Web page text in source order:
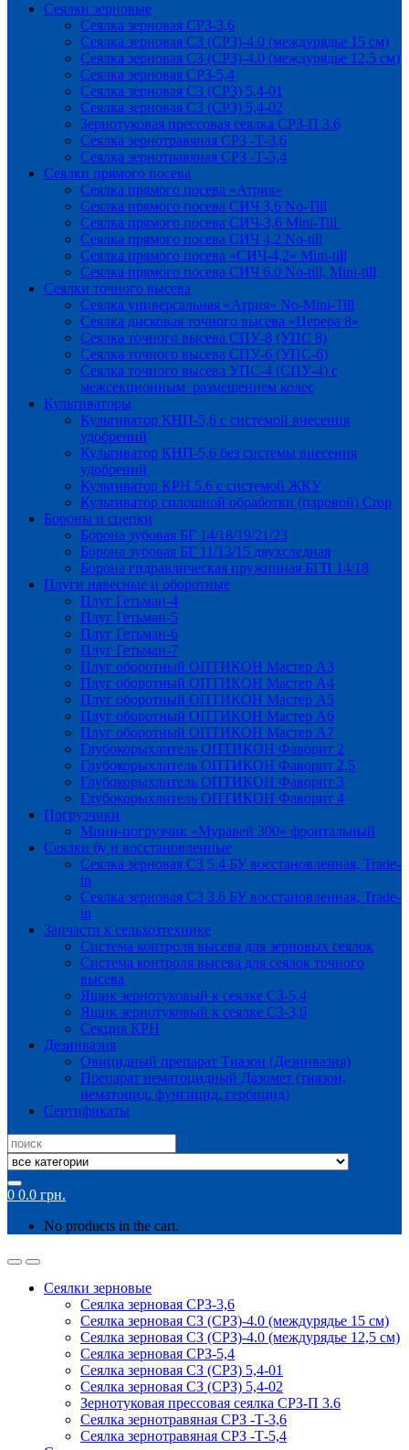
Сеялки зерновые
Сеялка зерновая СРЗ-3,6
Сеялка зерновая СЗ (СРЗ)-4.0 (междурядье 15 см)
Сеялка зерновая СЗ (СРЗ)-4.0 (междурядье 12,5 см)
Сеялка зерновая СРЗ-5,4
Сеялка зерновая СЗ (СРЗ) 5,4-01
Сеялка зерновая СЗ (СРЗ) 5,4-02
Зернотуковая прессовая сеялка СРЗ-П 3.6
Сеялка зернотравяная СРЗ -Т-3,6
Сеялка зернотравяная СРЗ -Т-5,4
Сеялки прямого посева
Сеялка прямого посева «Атрия»
Сеялка прямого посева СИЧ 3,6 No-Till
Сеялка прямого посева СИЧ-3,6 Mini-Till
Сеялка прямого посева СИЧ 4,2 No-till
Сеялка прямого посева «СИЧ-4,2» Mini-till
Сеялка прямого посева СИЧ 6.0 No-till, Mini-till
Сеялки точного высева
Сеялка универсальная «Атрия» No-Mini-Till
Сеялка дисковая точного высева «Церера 8»
Сеялка точного высева СПУ-8 (УПС 8)
Сеялка точного высева СПУ-6 (УПС-6)
Сеялка точного высева УПС-4 (СПУ-4) с
межсекционным размещением колес
Культиваторы
Культиватор КНП-5,6 с системой внесения
удобрений
Культиватор КНП-5,6 без системы внесения
удобрений
Культиватор КРН 5.6 с системой ЖКУ
Культиватор сплошной обработки (паровой) Crop
Бороны и сцепки
Борона зубовая БГ 14/18/19/21/23
Борона зубовая БГ 11/13/15 двухследная
Борона гидравлическая пружинная БГП 14/18
Плуги навесные и оборотные
Плуг Гетьман-4
Плуг Гетьман-5
Плуг Гетьман-6
Плуг Гетьман-7
Плуг оборотный ОПТИКОН Мастер А3
Плуг оборотный ОПТИКОН Мастер А4
Плуг оборотный ОПТИКОН Мастер А5
Плуг оборотный ОПТИКОН Мастер А6
Плуг оборотный ОПТИКОН Мастер А7
Глубокорыхлитель ОПТИКОН Фаворит 2
Глубокорыхлитель ОПТИКОН Фаворит 2,5
Глубокорыхлитель ОПТИКОН Фаворит 3
Глубокорыхлитель ОПТИКОН Фаворит 4
Погрузчики
Мини-погрузчик «Муравей 300» фронтальный
Сеялки бу и восстановленные
Сеялка зерновая СЗ 5.4 БУ восстановленная, Trade-
in
Сеялка зерновая СЗ 3.6 БУ восстановленная, Trade-
in
Запчасти к сельхозтехнике
Система контроля высева для зерновых сеялок
Система контроля высева для сеялок точного
высева
Ящик зернотуковый к сеялке СЗ-5,4
Ящик зернотуковый к сеялке СЗ-3,6
Секция КРН
Дезинвазия
Овицидный препарат Тиазон (Дезинвазия)
Препарат нематоцидный Дазомет (тиазон,
нематоцид, фунгицид, гербицид)
Сертификаты
Search
for:
0 0.0 грн.
No products in the cart.
Сеялки зерновые
Сеялка зерновая СРЗ-3,6
Сеялка зерновая СЗ (СРЗ)-4.0 (междурядье 15 см)
Сеялка зерновая СЗ (СРЗ)-4.0 (междурядье 12,5 см)
Сеялка зерновая СРЗ-5,4
Сеялка зерновая СЗ (СРЗ) 5,4-01
Сеялка зерновая СЗ (СРЗ) 5,4-02
Зернотуковая прессовая сеялка СРЗ-П 3.6
Сеялка зернотравяная СРЗ -Т-3,6
Сеялка зернотравяная СРЗ -Т-5,4